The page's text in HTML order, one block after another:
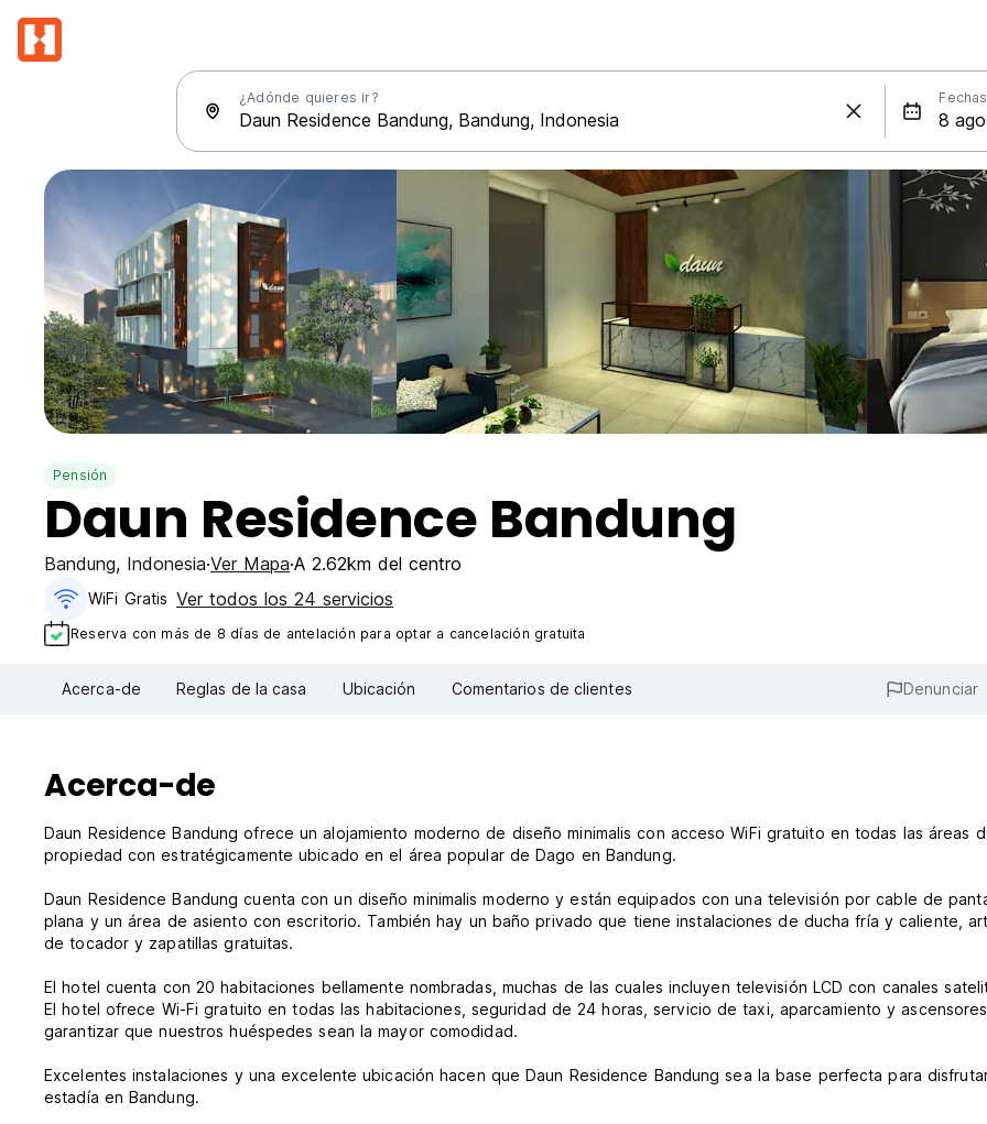
¿Adónde quieres ir? Fechas
Pensión
Daun Residence Bandung
Bandung, Indonesia Ver Mapa A 2.62km del centro
WiFi Gratis Ver todos los 24 servicios
Reserva con más de 8 días de antelación para optar a cancelación gratuita
Acerca-de Reglas de la casa Ubicación Comentarios de clientes Denunciar
Acerca-de
Daun Residence Bandung ofrece un alojamiento moderno de diseño minimalis con acceso WiFi gratuito en todas las áreas
propiedad con estratégicamente ubicado en el área popular de Dago en Bandung.
Daun Residence Bandung cuenta con un diseño minimalis moderno y están equipados con una televisión por cable de
plana y un área de asiento con escritorio. También hay un baño privado que tiene instalaciones de ducha fría y caliente,
de tocador y zapatillas gratuitas.
El hotel cuenta con 20 habitaciones bellamente nombradas, muchas de las cuales incluyen televisión LCD con canales
El hotel ofrece Wi-Fi gratuito en todas las habitaciones, seguridad de 24 horas, servicio de taxi, aparcamiento y
garantizar que nuestros huéspedes sean la mayor comodidad.
Excelentes instalaciones y una excelente ubicación hacen que Daun Residence Bandung sea la base perfecta para
estadía en Bandung.